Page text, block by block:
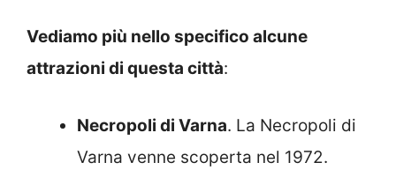
Vediamo più nello specifico alcune
attrazioni di questa città:
Necropoli di Varna. La Necropoli di
Varna venne scoperta nel 1972.